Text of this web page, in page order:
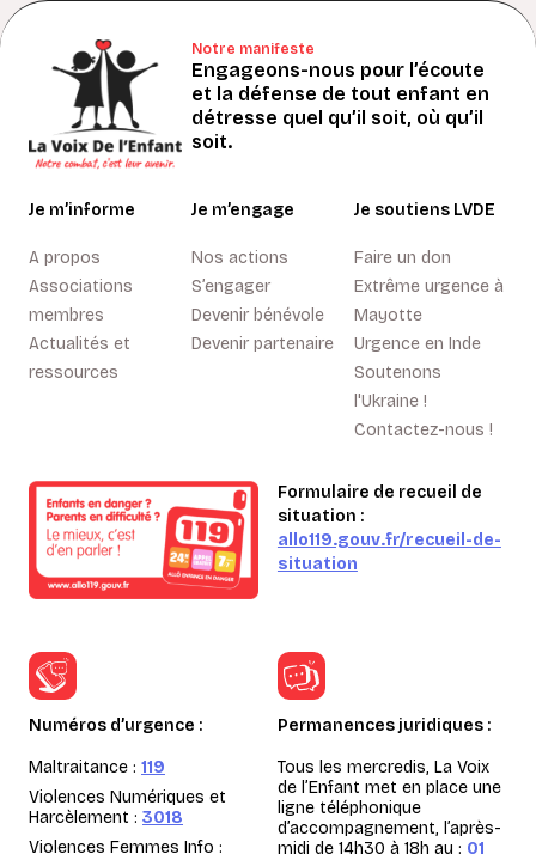
Notre manifeste
Engageons-nous pour l’écoute
et la défense de tout enfant en
détresse quel qu’il soit, où qu’il
soit.
Je m’informe
A propos
Associations
membres
Actualités et
ressources
Je m’engage
Nos actions
S’engager
Devenir bénévole
Devenir partenaire
Je soutiens LVDE
Faire un don
Extrême urgence à
Mayotte
Urgence en Inde
Soutenons
l'Ukraine !
Contactez-nous !
Formulaire de recueil de
situation :
allo119.gouv.fr/recueil-de-
situation
Numéros d’urgence :
Maltraitance : 119
Violences Numériques et
Harcèlement : 3018
Violences Femmes Info :
Permanences juridiques :
Tous les mercredis, La Voix
de l’Enfant met en place une
ligne téléphonique
d’accompagnement, l’après-
midi de 14h30 à 18h au : 01